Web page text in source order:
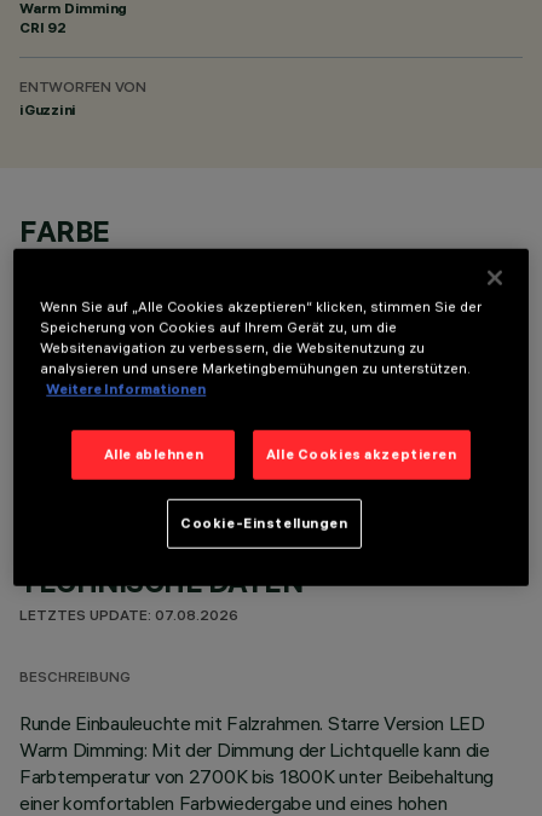
Warm Dimming
CRI 92
ENTWORFEN VON
iGuzzini
FARBE
OPTIONALE KOMPONENTEN
TECHNISCHE DATEN
LETZTES UPDATE: 07.08.2026
BESCHREIBUNG
Runde Einbauleuchte mit Falzrahmen. Starre Version LED
Warm Dimming: Mit der Dimmung der Lichtquelle kann die
Farbtemperatur von 2700K bis 1800K unter Beibehaltung
einer komfortablen Farbwiedergabe und eines hohen
Wenn Sie auf „Alle Cookies akzeptieren“ klicken, stimmen Sie der
Speicherung von Cookies auf Ihrem Gerät zu, um die
Websitenavigation zu verbessern, die Websitenutzung zu
analysieren und unsere Marketingbemühungen zu unterstützen.
Weitere Informationen
Alle ablehnen Alle Cookies akzeptieren
Cookie-Einstellungen